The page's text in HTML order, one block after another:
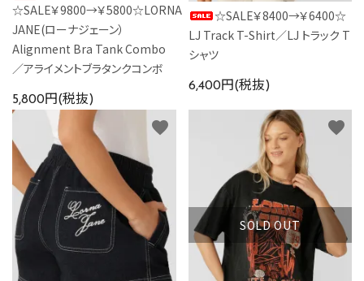
☆SALE￥9800→￥5800☆LORNA
JANE(ローナジェーン）
Alignment Bra Tank Combo
／アライメントブラタンクコンボ
5,800円(税抜)
☆SALE￥8400→￥6400☆
LJ Track T-Shirt／LJ トラック T
シャツ
6,400円(税抜)
favorite
SOLD OUT
favorite